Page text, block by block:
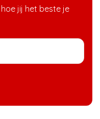
jij het beste je